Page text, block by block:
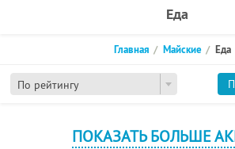
Еда
По рейтингу
Главная Майские Еда
ПОКАЗАТЬ БОЛЬШЕ